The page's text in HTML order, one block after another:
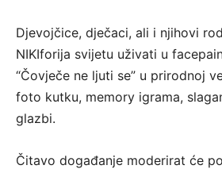
Djevojčice, dječaci, ali i njihovi
NIKIforija svijetu uživati u
“Čovječe ne ljuti se” u prirodnoj
foto kutku, memory igrama,
glazbi.
Čitavo događanje moderirat će